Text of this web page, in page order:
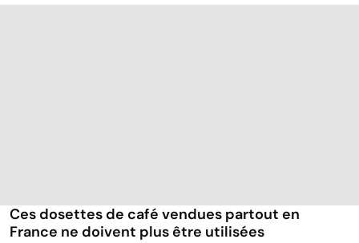
Ces dosettes de café vendues partout en
France ne doivent plus être utilisées